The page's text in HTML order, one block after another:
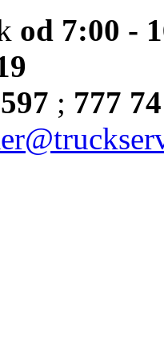
od 7:00 -
; 777